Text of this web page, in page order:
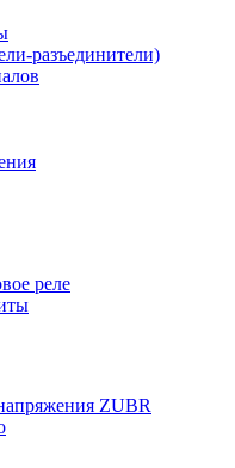
разъединители)
реле
ZUBR